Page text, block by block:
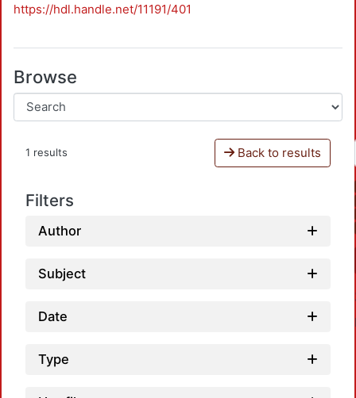
https://hdl.handle.net/11191/401
Browse
1 results Back to results
Filters
Author
Subject
Date
Type